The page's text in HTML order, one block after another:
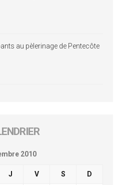
au pèlerinage de Pentecôte
2010
J V S D